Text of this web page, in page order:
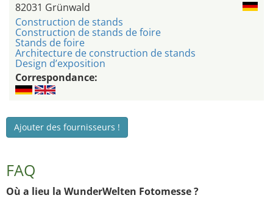
82031 Grünwald
Construction de stands
Construction de stands de foire
Stands de foire
Architecture de construction de stands
Design d’exposition
Correspondance:
Ajouter des fournisseurs !
FAQ
Où a lieu la WunderWelten Fotomesse ?